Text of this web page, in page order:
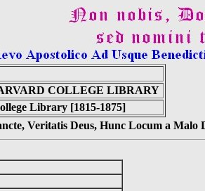
COLLEGE LIBRARY
Library [1815-1875]
Veritatis Deus, Hunc Locum a Malo